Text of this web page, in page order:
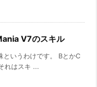
V7のスキル
というわけです。 BとかC
れはスキ ...